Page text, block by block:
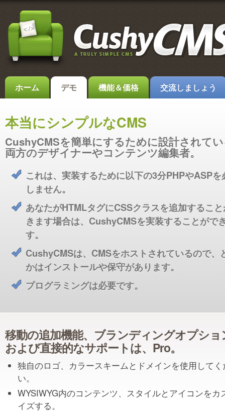
ホーム デモ 機能＆価格 交流しましょう
本当にシンプルなCMS
CushyCMSを簡単にするために設計されて
両方のデザイナーやコンテンツ編集者。
これは、実装するために以下の3分PHPやASPを
しません。
あなたがHTMLタグにCSSクラスを追加するこ
きます場合は、CushyCMSを実装することがで
す。
CushyCMSは、CMSをホストされているので、
かはインストールや保守があります。
プログラミングは必要です。
移動の追加機能、ブランディングオプショ
および直接的なサポートは、Pro。
独自のロゴ、カラースキームとドメインを使用してく
い。
WYSIWYG内のコンテンツ、スタイルとアイコンをカ
イズする。